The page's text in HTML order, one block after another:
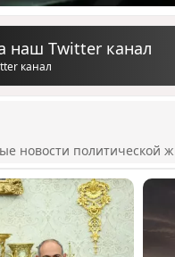
наш Twitter канал
канал
новости политической